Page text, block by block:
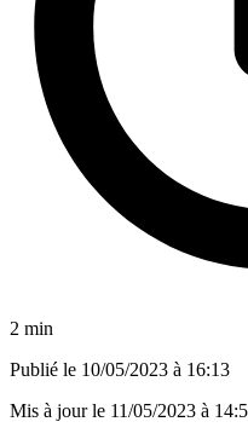
2 min
Publié le 10/05/2023 à 16:13
Mis à jour le 11/05/2023 à